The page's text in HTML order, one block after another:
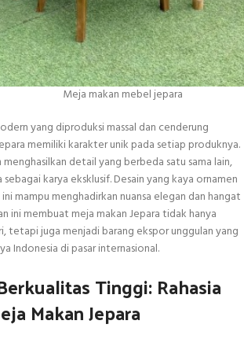
Meja makan mebel jepara
yang diproduksi massal dan cenderung
memiliki karakter unik pada setiap produknya.
detail yang berbeda satu sama lain,
karya eksklusif. Desain yang kaya ornamen
mampu menghadirkan nuansa elegan dan hangat
ini membuat meja makan Jepara tidak hanya
tetapi juga menjadi barang ekspor unggulan yang
Indonesia di pasar internasional.
Tinggi: Rahasia
Makan Jepara